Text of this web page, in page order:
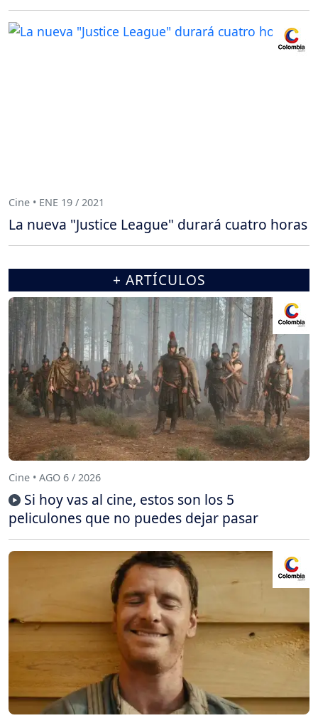
Cine • ENE 19 / 2021
La nueva "Justice League" durará cuatro horas
+ ARTÍCULOS
Cine • AGO 6 / 2026
Si hoy vas al cine, estos son los 5
peliculones que no puedes dejar pasar